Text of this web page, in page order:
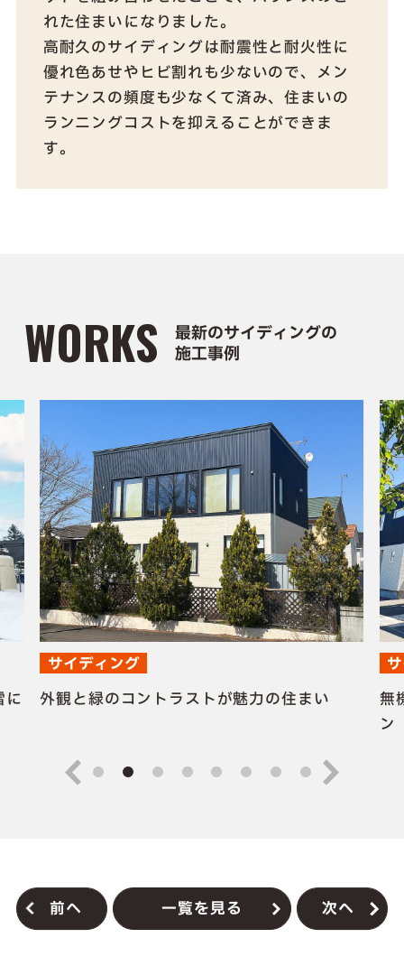
れた住まいになりました。
高耐久のサイディングは耐震性と耐火性に
優れ色あせやヒビ割れも少ないので、メン
テナンスの頻度も少なくて済み、住まいの
ランニングコストを抑えることができま
す。
WORKS
最新のサイディングの
施工事例
に
サイディング
外観と緑のコントラストが魅力の住まい
無
ン
前へ 一覧を見る 次へ